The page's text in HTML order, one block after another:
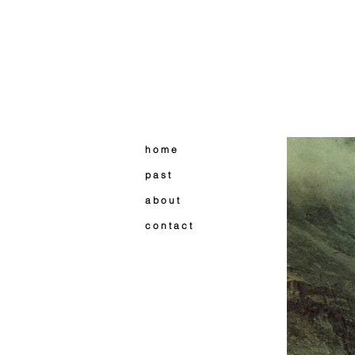
h o m e
p a s t
a b o u t
c o n t a c t